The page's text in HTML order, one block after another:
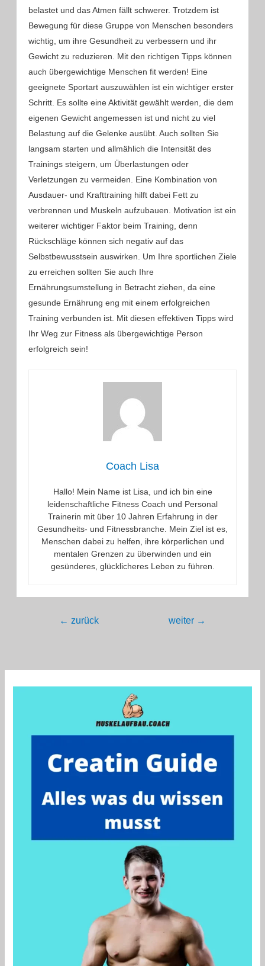
belastet und das Atmen fällt schwerer. Trotzdem ist
Bewegung für diese Gruppe von Menschen besonders
wichtig, um ihre Gesundheit zu verbessern und ihr
Gewicht zu reduzieren. Mit den richtigen Tipps können
auch übergewichtige Menschen fit werden! Eine
geeignete Sportart auszuwählen ist ein wichtiger erster
Schritt. Es sollte eine Aktivität gewählt werden, die dem
eigenen Gewicht angemessen ist und nicht zu viel
Belastung auf die Gelenke ausübt. Auch sollten Sie
langsam starten und allmählich die Intensität des
Trainings steigern, um Überlastungen oder
Verletzungen zu vermeiden. Eine Kombination von
Ausdauer- und Krafttraining hilft dabei Fett zu
verbrennen und Muskeln aufzubauen. Motivation ist ein
weiterer wichtiger Faktor beim Training, denn
Rückschläge können sich negativ auf das
Selbstbewusstsein auswirken. Um Ihre sportlichen Ziele
zu erreichen sollten Sie auch Ihre
Ernährungsumstellung in Betracht ziehen, da eine
gesunde Ernährung eng mit einem erfolgreichen
Training verbunden ist. Mit diesen effektiven Tipps wird
Ihr Weg zur Fitness als übergewichtige Person
erfolgreich sein!
Coach Lisa
Hallo! Mein Name ist Lisa, und ich bin eine
leidenschaftliche Fitness Coach und Personal
Trainerin mit über 10 Jahren Erfahrung in der
Gesundheits- und Fitnessbranche. Mein Ziel ist es,
Menschen dabei zu helfen, ihre körperlichen und
mentalen Grenzen zu überwinden und ein
gesünderes, glücklicheres Leben zu führen.
Beitragsnavigation
← zurück weiter →